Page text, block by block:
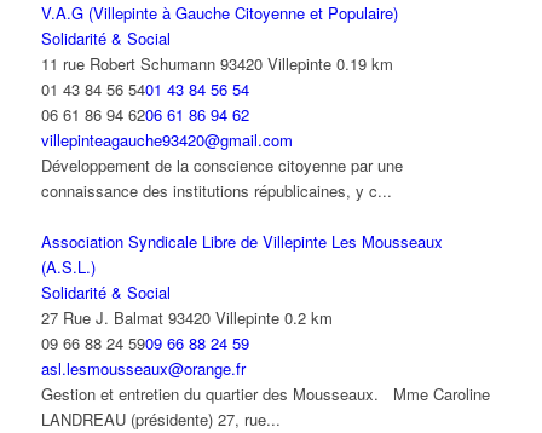
V.A.G (Villepinte à Gauche Citoyenne et Populaire)
Solidarité & Social
11 rue Robert Schumann 93420 Villepinte 0.19 km
01 43 84 56 5401 43 84 56 54
06 61 86 94 6206 61 86 94 62
villepinteagauche93420@gmail.com
Développement de la conscience citoyenne par une
connaissance des institutions républicaines, y c...
Association Syndicale Libre de Villepinte Les Mousseaux
(A.S.L.)
Solidarité & Social
27 Rue J. Balmat 93420 Villepinte 0.2 km
09 66 88 24 5909 66 88 24 59
asl.lesmousseaux@orange.fr
Gestion et entretien du quartier des Mousseaux. Mme Caroline
LANDREAU (présidente) 27, rue...